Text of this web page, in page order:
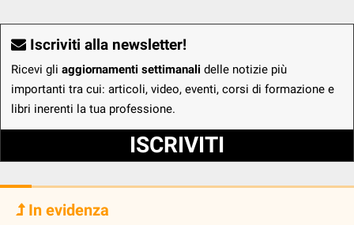
Iscriviti alla newsletter!
Ricevi gli aggiornamenti settimanali delle notizie più
importanti tra cui: articoli, video, eventi, corsi di formazione e
libri inerenti la tua professione.
ISCRIVITI
In evidenza